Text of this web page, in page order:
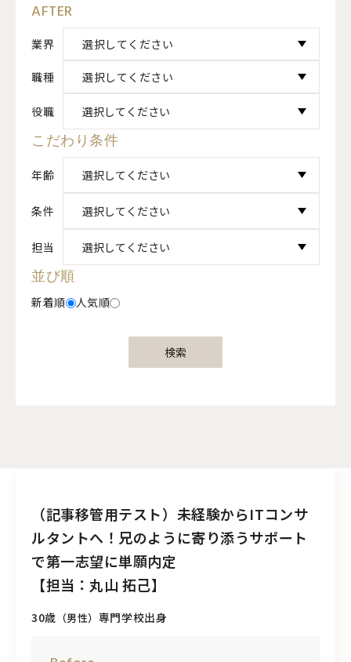
AFTER
業界 選択してください
職種 選択してください
役職
こだわり条件
年齢
条件
担当
並び順
新着順 人気順
検索
30歳 （男性） 専門学校出身
（記事移管用テスト）未経験からITコンサ
ルタントへ！兄のように寄り添うサポート
で第一志望に単願内定
【担当：丸山 拓己】